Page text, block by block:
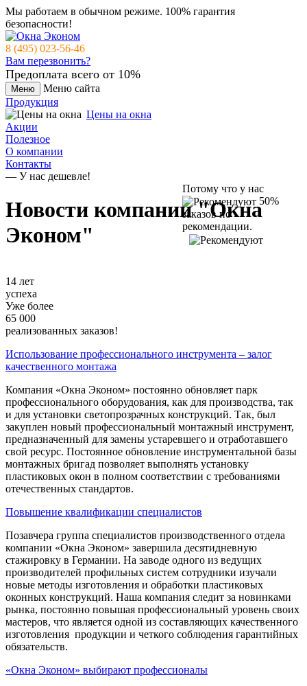
Мы работаем в обычном режиме. 100% гарантия
безопасности!
8 (495) 023-56-46
Вам перезвонить?
Предоплата всего от 10%
Меню
Меню сайта
Продукция
Цены на окна
Акции
Полезное
О компании
Контакты
— У нас дешевле!
Потому что у нас
50%
заказов по
рекомендации.
Новости компании "Окна
Эконом"
14 лет
успеха
Уже более
65 000
реализованных заказов!
Использование профессионального инструмента – залог
качественного монтажа
Компания «Окна Эконом» постоянно обновляет парк
профессионального оборудования, как для производства, так
и для установки светопрозрачных конструкций. Так, был
закуплен новый профессиональный монтажный инструмент,
предназначенный для замены устаревшего и отработавшего
свой ресурс. Постоянное обновление инструментальной базы
монтажных бригад позволяет выполнять установку
пластиковых окон в полном соответствии с требованиями
отечественных стандартов.
Повышение квалификации специалистов
Позавчера группа специалистов производственного отдела
компании «Окна Эконом» завершила десятидневную
стажировку в Германии. На заводе одного из ведущих
производителей профильных систем сотрудники изучали
новые методы изготовления и обработки пластиковых
оконных конструкций. Наша компания следит за новинками
рынка, постоянно повышая профессиональный уровень своих
мастеров, что является одной из составляющих качественного
изготовления продукции и четкого соблюдения гарантийных
обязательств.
«Окна Эконом» выбирают профессионалы